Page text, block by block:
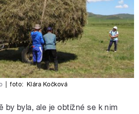
foto: Klára Kočková
by byla, ale je obtížné se k nim